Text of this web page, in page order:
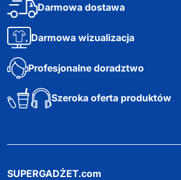
Darmowa dostawa
Darmowa wizualizacja
Profesjonalne doradztwo
Szeroka oferta produktów
SUPERGADŻET.com